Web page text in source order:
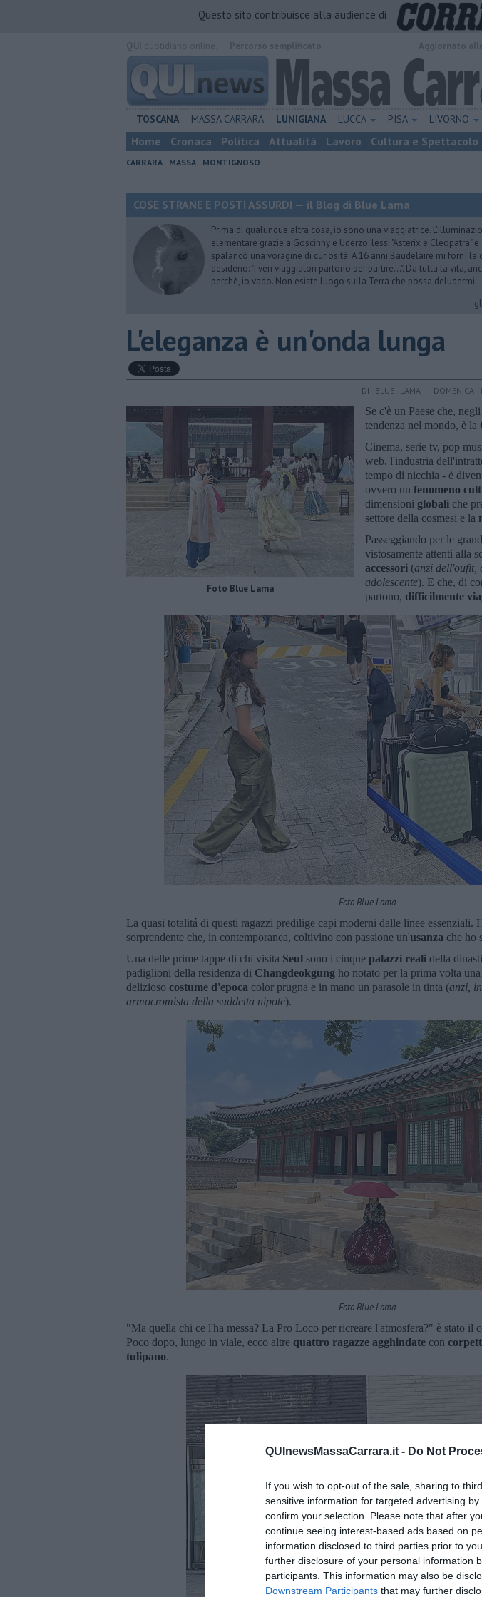
QUInewsMassaCarrara.it - Do Not
If you wish to opt-out of the sale, sharing to
sensitive information for targeted advertising
confirm your selection. Please note that after
continue seeing interest-based ads based on
information disclosed to third parties prior to
further disclosure of your personal information
participants. This information may also be
Downstream Participants that may further
Questo sito contribuisce alla audience di
TOSCANA MASSA CARRARA LUNIGIANA LUCCA PISA LIVORNO
Home Cronaca Politica Attualità Lavoro Cultura e Spettacolo
CARRARA MASSA MONTIGNOSO
COSE STRANE E POSTI ASSURDI — il Blog di Blue Lama
Prima di qualunque altra cosa, io sono una viaggiatrice.
elementare grazie a Goscinny e Uderzo: lessi "Asterix e Cleopatra"
spalancó una voragine di curiosità. A 16 anni Baudelaire mi fornì la
desiderio: "I veri viaggiatori partono per partire...". Da tutta la vita,
perchè, io vado. Non esiste luogo sulla Terra che possa deludermi.
L'eleganza è un'onda lunga
DI BLUE LAMA - DOMENICA
Foto Blue Lama
Se c'è un Paese che,
tendenza nel mondo, è la
Cinema, serie tv, pop
web, l'industria
tempo di nicchia - è
ovvero un fenomeno
dimensioni globali che
settore della cosmesi e la
Passeggiando per le
vistosamente attenti alla
accessori (anzi dell'oufit,
adolescente). E che, di
partono, difficilmente
Foto Blue Lama
La quasi totalitá di questi ragazzi predilige capi moderni dalle linee essenziali.
sorprendente che, in contemporanea, coltivino con passione un'usanza che ho
Una delle prime tappe di chi visita Seul sono i cinque palazzi reali della
padiglioni della residenza di Changdeokgung ho notato per la prima volta
delizioso costume d'epoca color prugna e in mano un parasole in tinta (anzi,
armocromista della suddetta nipote).
Foto Blue Lama
"Ma quella chi ce l'ha messa? La Pro Loco per ricreare l'atmosfera?" è stato il
Poco dopo, lungo in viale, ecco altre quattro ragazze agghindate con
tulipano.